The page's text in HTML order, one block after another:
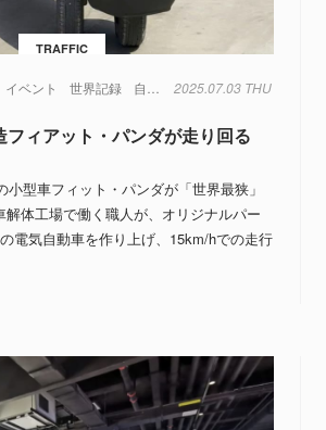
TRAFFIC
イベント 世界記録 自動車 2025.07.03 THU
フィアット・パンダが走り回る
小型車フィット・パンダが「世界最狭」
体工場で働く職人が、オリジナルパー
電気自動車を作り上げ、15km/hでの走行